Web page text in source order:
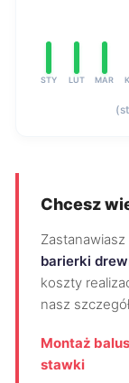
STY LUT MAR
Chcesz
barierki
koszty
nasz
Montaż
stawki